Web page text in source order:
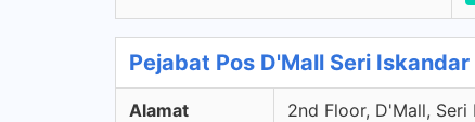
Pejabat Pos D'Mall Seri Iskandar
Alamat
2nd Floor, D'Mall, Seri